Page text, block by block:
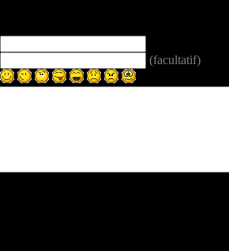
(facultatif)